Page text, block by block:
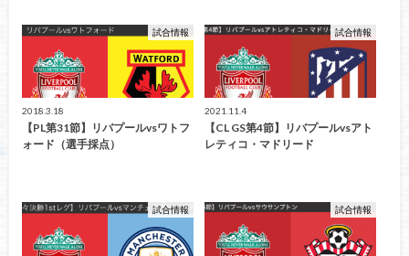
試合情報
2018.3.18
【PL第31節】リバプールvsワトフ
ォード（選手採点）
試合情報
2021.11.4
【CL GS第4節】リバプールvsアト
レティコ・マドリード
試合情報 試合情報